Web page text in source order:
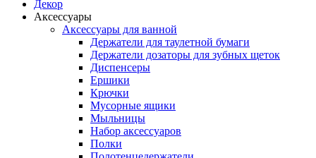
Декор
Аксессуары
Аксессуары для ванной
Держатели для таулетной бумаги
Держатели дозаторы для зубных щеток
Диспенсеры
Ершики
Крючки
Мусорные ящики
Мыльницы
Набор аксессуаров
Полки